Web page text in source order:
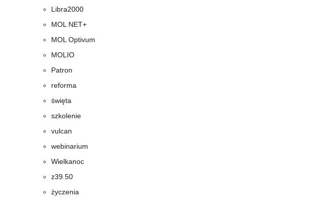
Libra2000
MOL NET+
MOL Optivum
MOLIO
Patron
reforma
święta
szkolenie
vulcan
webinarium
Wielkanoc
z39.50
życzenia